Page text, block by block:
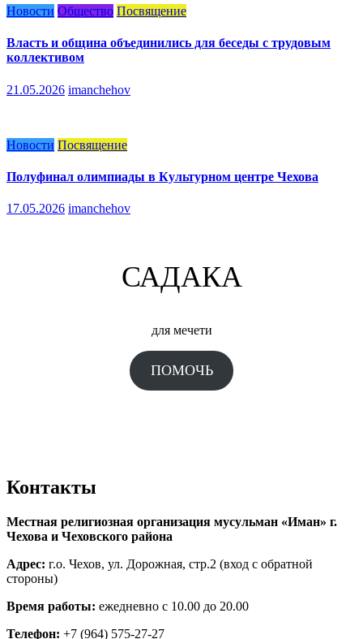
Новости Общество Посвящение
Власть и община объединились для беседы с трудовым
коллективом
21.05.2026 imanchehov
Новости Посвящение
Полуфинал олимпиады в Культурном центре Чехова
17.05.2026 imanchehov
САДАКА
для мечети
ПОМОЧЬ
Контакты
Местная религиозная организация мусульман «Иман» г.
Чехова и Чеховского района
Адрес: г.о. Чехов, ул. Дорожная, стр.2 (вход с обратной
стороны)
Время работы: ежедневно с 10.00 до 20.00
Телефон: +7 (964) 575-27-27